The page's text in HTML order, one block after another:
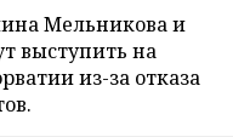
Мельникова и
выступить на
из-за отказа